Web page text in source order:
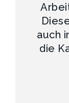
auch
die